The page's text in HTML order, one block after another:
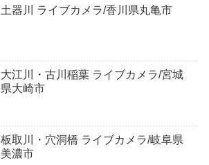
土器川 ライブカメラ/香川県丸亀市
大江川・古川稲葉 ライブカメラ/宮城
県大崎市
板取川・穴洞橋 ライブカメラ/岐阜県
美濃市